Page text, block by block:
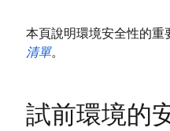
本頁說明環境安全性的重
清單。
試前環境的